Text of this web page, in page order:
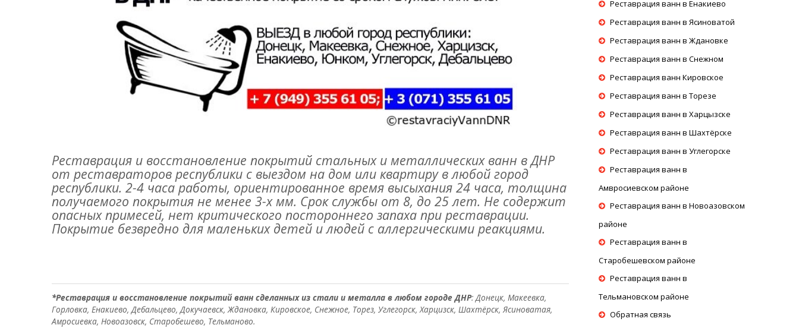
Реставрация и восстановление покрытий стальных и металлических ванн в ДНР
от реставраторов республики с выездом на дом или квартиру в любой город
республики. 2-4 часа работы, ориентированное время высыхания 24 часа, толщина
получаемого покрытия не менее 3-х мм. Срок службы от 8, до 25 лет. Не содержит
опасных примесей, нет критического постороннего запаха при реставрации.
Покрытие безвредно для маленьких детей и людей с аллергическими реакциями.
*Реставрация и восстановление покрытий ванн сделанных из стали и металла в любом городе ДНР: Донецк, Макеевка,
Горловка, Енакиево, Дебальцево, Докучаевск, Ждановка, Кировское, Снежное, Торез, Углегорск, Харцизск, Шахтёрск, Ясиноватая,
Амросиевка, Новоазовск, Старобешево, Тельманово.
Реставрация ванн в Енакиево
Реставрация ванн в Ясиноватой
Реставрация ванн в Ждановке
Реставрация ванн в Снежном
Реставрация ванн Кировское
Реставрация ванн в Торезе
Реставрация ванн в Харцызске
Реставрация ванн в Шахтёрске
Реставрация ванн в Углегорске
Реставрация ванн в
Амвросиевском районе
Реставрация ванн в Новоазовском
районе
Реставрация ванн в
Старобешевском районе
Реставрация ванн в
Тельмановском районе
Обратная связь